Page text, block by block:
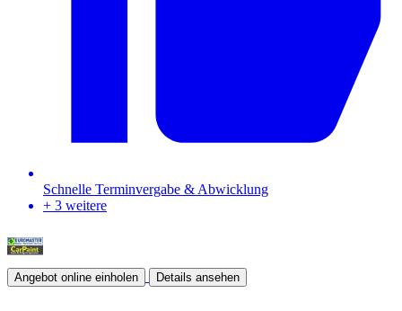
Schnelle Terminvergabe & Abwicklung
+ 3 weitere
Angebot online einholen Details ansehen